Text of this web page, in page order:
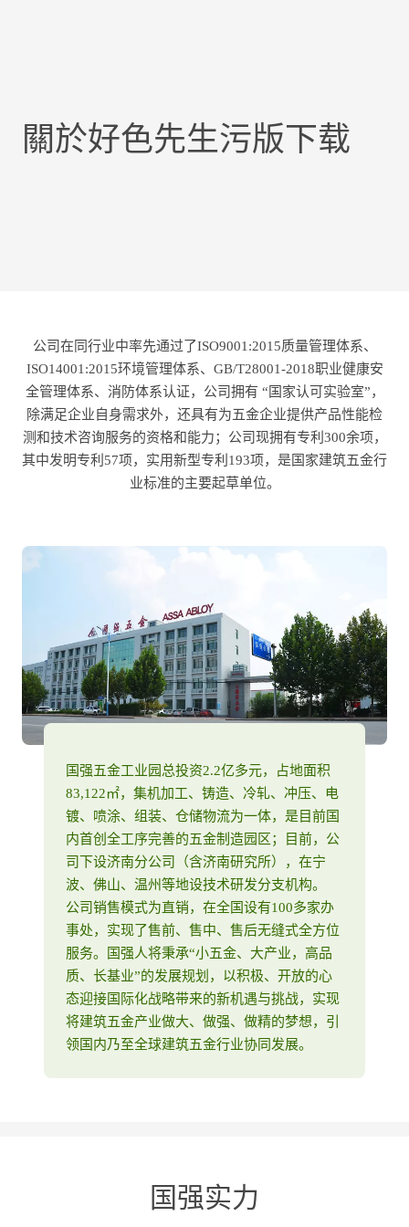
關於好色先生污版下载
公司在同行业中率先通过了ISO9001:2015质量管理体系、
ISO14001:2015环境管理体系、GB/T28001-2018职业健康安
全管理体系、消防体系认证，公司拥有 “国家认可实验室”，
除满足企业自身需求外，还具有为五金企业提供产品性能检
测和技术咨询服务的资格和能力；公司现拥有专利300余项，
其中发明专利57项，实用新型专利193项，是国家建筑五金行
业标准的主要起草单位。
国强五金工业园总投资2.2亿多元，占地面积
83,122㎡，集机加工、铸造、冷轧、冲压、电
镀、喷涂、组装、仓储物流为一体，是目前国
内首创全工序完善的五金制造园区；目前，公
司下设济南分公司（含济南研究所），在宁
波、佛山、温州等地设技术研发分支机构。
公司销售模式为直销，在全国设有100多家办
事处，实现了售前、售中、售后无缝式全方位
服务。国强人将秉承“小五金、大产业，高品
质、长基业”的发展规划，以积极、开放的心
态迎接国际化战略带来的新机遇与挑战，实现
将建筑五金产业做大、做强、做精的梦想，引
领国内乃至全球建筑五金行业协同发展。
国强实力